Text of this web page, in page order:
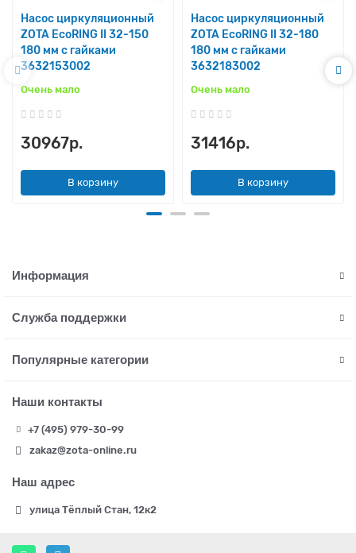
Насос циркуляционный
ZOTA EcoRING II 32-150
180 мм с гайками
3632153002
Очень мало
30967р.
В корзину
Насос циркуляционный
ZOTA EcoRING II 32-180
180 мм с гайками
3632183002
Очень мало
31416р.
В корзину
Информация
Служба поддержки
Популярные категории
Наши контакты
+7 (495) 979-30-99
zakaz@zota-online.ru
Наш адрес
улица Тёплый Стан, 12к2